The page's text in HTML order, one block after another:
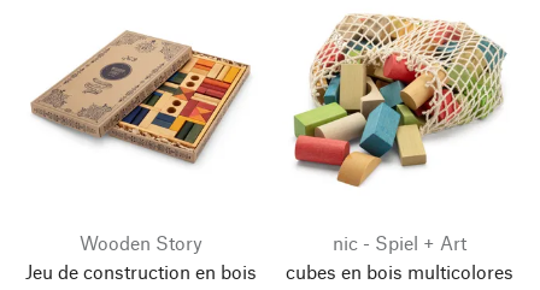
Wooden Story
Jeu de construction en bois
nic - Spiel + Art
cubes en bois multicolores